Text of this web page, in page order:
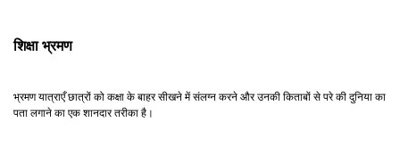
शिक्षा भ्रमण
भ्रमण यात्राएँ छात्रों को कक्षा के बाहर सीखने में संलग्न करने और उनकी किताबों से परे की दुनिया का
पता लगाने का एक शानदार तरीका है।